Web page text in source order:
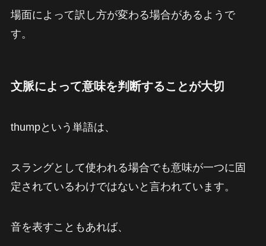
場面によって訳し方が変わる場合があるようで
す。
文脈によって意味を判断することが大切
thumpという単語は、
スラングとして使われる場合でも意味が一つに固
定されているわけではないと言われています。
音を表すこともあれば、